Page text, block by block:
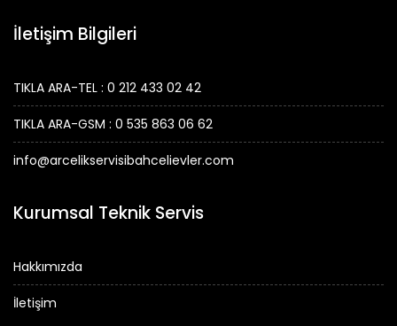
İletişim Bilgileri
TIKLA ARA-TEL : 0 212 433 02 42
TIKLA ARA-GSM : 0 535 863 06 62
info@arcelikservisibahcelievler.com
Kurumsal Teknik Servis
Hakkımızda
İletişim